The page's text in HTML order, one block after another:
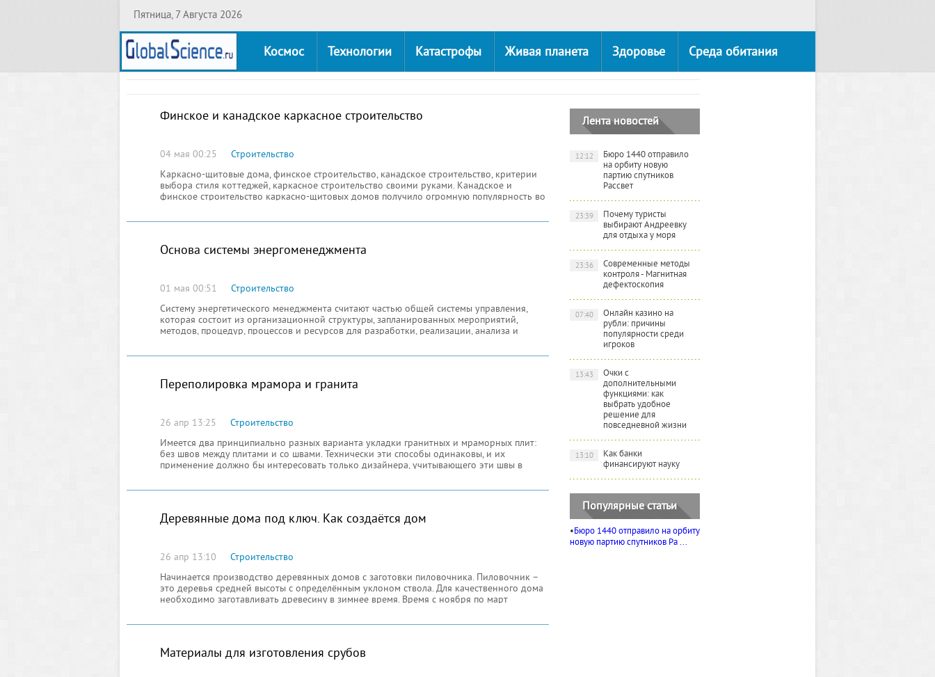
Пятница, 7 Августа 2026
Космос Технологии Катастрофы Живая планета Здоровье Среда обитания
Финское и канадское каркасное строительство
04 мая 00:25
Строительство
Каркасно-щитовые дома, финское строительство, канадское строительство, критерии
выбора стиля коттеджей, каркасное строительство своими руками. Канадское и
финское строительство каркасно-щитовых домов получило огромную популярность во
Основа системы энергоменеджмента
01 мая 00:51
Строительство
Систему энергетического менеджмента считают частью общей системы управления,
которая состоит из организационной структуры, запланированных мероприятий,
методов, процедур, процессов и ресурсов для разработки, реализации, анализа и
Переполировка мрамора и гранита
26 апр 13:25
Строительство
Имеется два принципиально разных варианта укладки гранитных и мраморных плит:
без швов между плитами и со швами. Технически эти способы одинаковы, и их
применение должно бы интересовать только дизайнера, учитывающего эти швы в
образом, чтобы они составили идеально ровную поверхность, не удается.
Деревянные дома под ключ. Как создаётся дом
26 апр 13:10
Строительство
Начинается производство деревянных домов с заготовки пиловочника. Пиловочник –
это деревья средней высоты с определённым уклоном ствола. Для качественного дома
необходимо заготавливать древесину в зимнее время. Время с ноября по март
домов.
Материалы для изготовления срубов
Лента новостей
Бюро 1440 отправило
на орбиту новую
партию спутников
Рассвет
12:12
Почему туристы
выбирают Андреевку
для отдыха у моря
23:39
Современные методы
контроля - Магнитная
дефектоскопия
23:36
Онлайн казино на
рубли: причины
популярности среди
игроков
07:40
Очки с
дополнительными
функциями: как
выбрать удобное
решение для
повседневной жизни
13:43
Как банки
финансируют науку
13:10
Популярные статьи
•Бюро 1440 отправило на орбиту
новую партию спутников Ра ...